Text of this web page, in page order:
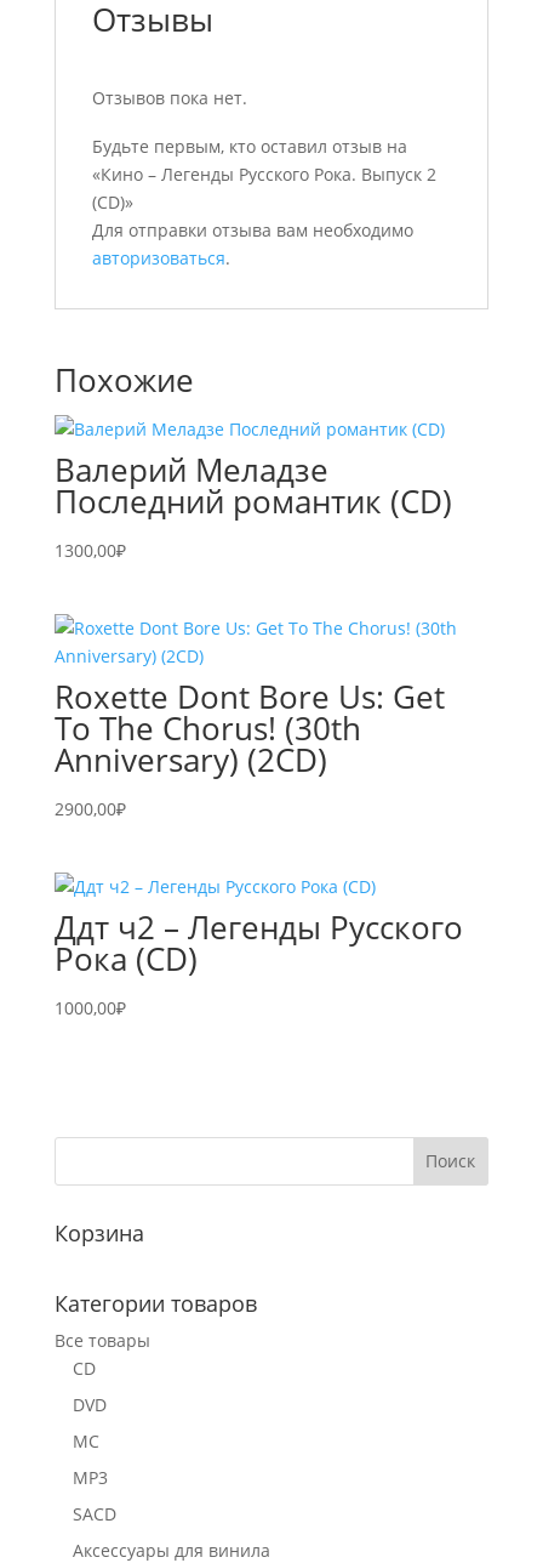
Отзывы
Отзывов пока нет.
Будьте первым, кто оставил отзыв на
«Кино – Легенды Русского Рока. Выпуск 2
(CD)»
Для отправки отзыва вам необходимо
авторизоваться.
Похожие
Валерий Меладзе
Последний романтик (CD)
1300,00₽
Roxette Dont Bore Us: Get
To The Chorus! (30th
Anniversary) (2CD)
2900,00₽
Ддт ч2 – Легенды Русского
Рока (CD)
1000,00₽
Корзина
Категории товаров
Все товары
CD
DVD
MC
MP3
SACD
Аксессуары для винила